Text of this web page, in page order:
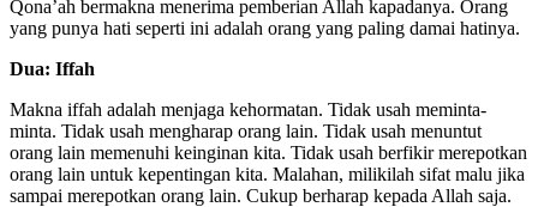
Qona’ah bermakna menerima pemberian Allah kapadanya. Orang
yang punya hati seperti ini adalah orang yang paling damai hatinya.
Dua: Iffah
Makna iffah adalah menjaga kehormatan. Tidak usah meminta-
minta. Tidak usah mengharap orang lain. Tidak usah menuntut
orang lain memenuhi keinginan kita. Tidak usah berfikir merepotkan
orang lain untuk kepentingan kita. Malahan, milikilah sifat malu jika
sampai merepotkan orang lain. Cukup berharap kepada Allah saja.